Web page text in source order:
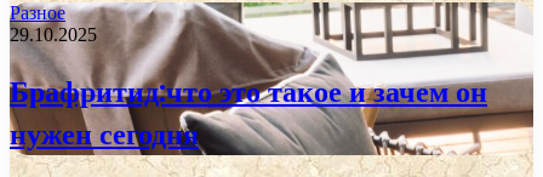
Разное
29.10.2025
Брафритид:что это такое и зачем он
нужен сегодня